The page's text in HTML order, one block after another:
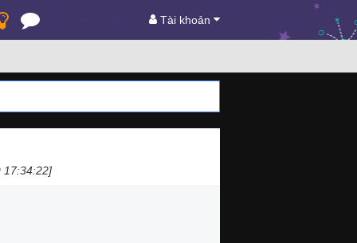
Tài khoản
17:34:22]